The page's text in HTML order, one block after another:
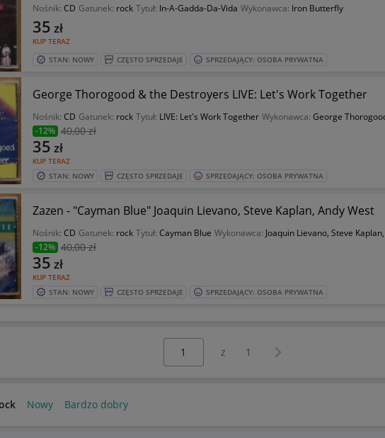
Nośnik: CD Gatunek: rock Tytuł: In-A-Gadda-Da-Vida Wykonawca: Iron Butterfly
KUP TERAZ
35 zł
STAN: NOWY CZĘSTO SPRZEDAJE SPRZEDAJĄCY: OSOBA PRYWATNA
George Thorogood & the Destroyers LIVE: Let's Work Together
Nośnik: CD Gatunek: rock Tytuł: LIVE: Let's Work Together Wykonawca: George
-12% 40,00 zł
KUP TERAZ
35 zł
STAN: NOWY CZĘSTO SPRZEDAJE SPRZEDAJĄCY: OSOBA PRYWATNA
Zazen - "Cayman Blue" Joaquin Lievano, Steve Kaplan, Andy West
Nośnik: CD Gatunek: rock Tytuł: Cayman Blue Wykonawca: Joaquin Lievano, Steve
-12% 40,00 zł
KUP TERAZ
35 zł
STAN: NOWY CZĘSTO SPRZEDAJE SPRZEDAJĄCY: OSOBA PRYWATNA
z 1 Następna strona
Nowy Bardzo dobry